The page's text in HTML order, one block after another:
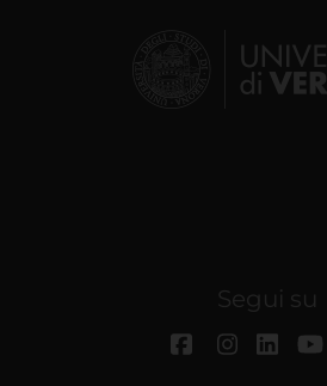
Segui su